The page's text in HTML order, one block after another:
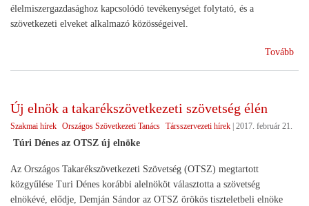
élelmiszergazdasághoz kapcsolódó tevékenységet folytató, és a
szövetkezeti elveket alkalmazó közösségeivel.
Tovább
Új elnök a takarékszövetkezeti szövetség élén
Szakmai hírek Országos Szövetkezeti Tanács Társszervezeti hírek | 2017. február 21.
Túri Dénes az OTSZ új elnöke
Az Országos Takarékszövetkezeti Szövetség (OTSZ) megtartott
közgyűlése Turi Dénes korábbi alelnököt választotta a szövetség
elnökévé, elődje, Demján Sándor az OTSZ örökös tiszteletbeli elnöke